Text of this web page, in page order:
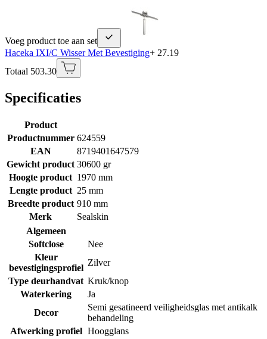
Voeg product toe aan set
Haceka IXI/C Wisser Met Bevestiging+ 27.19
Totaal 503.30
Specificaties
Product
Productnummer 624559
EAN
8719401647579
Gewicht product 30600 gr
Hoogte product 1970 mm
Lengte product 25 mm
Breedte product 910 mm
Merk
Sealskin
Algemeen
Softclose
Nee
Kleur
bevestigingsprofiel
Zilver
Type deurhandvat Kruk/knop
Waterkering
Ja
Decor
Semi gesatineerd veiligheidsglas met antikalk
behandeling
Afwerking profiel Hoogglans